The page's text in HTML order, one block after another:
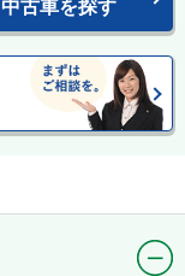
中古車を探す